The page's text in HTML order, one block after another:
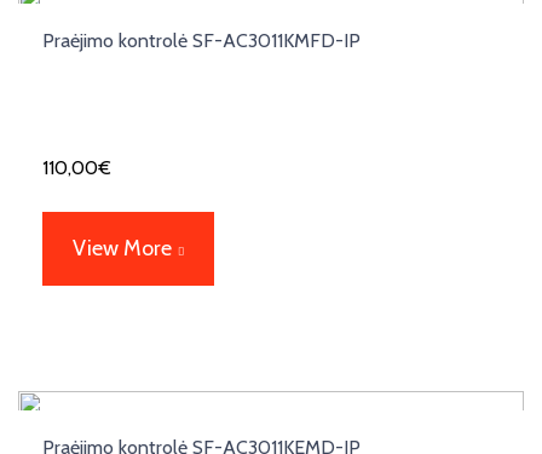
Praėjimo kontrolė SF-AC3011KMFD-IP
110,00€
View More
Praėjimo kontrolė SF-AC3011KEMD-IP